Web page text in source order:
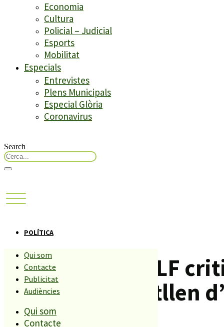
Economia
Cultura
Policial – Judicial
Esports
Mobilitat
Especials
Entrevistes
Plens Municipals
Especial Glòria
Coronavirus
Search
Qui som
Contacte
Publicitat
Audiències
Qui som
Contacte
POLÍTICA
L’oposició de PLF
Serveis» que titllen